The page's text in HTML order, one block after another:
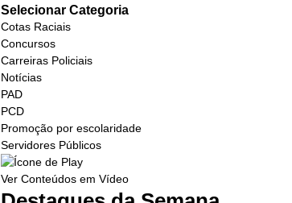
Selecionar Categoria
Cotas Raciais
Concursos
Carreiras Policiais
Notícias
PAD
PCD
Promoção por escolaridade
Servidores Públicos
Ver Conteúdos em Vídeo